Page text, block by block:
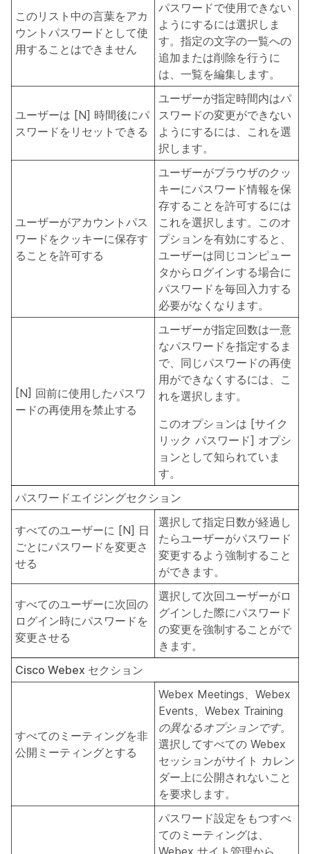
このリスト中の言葉をアカ
ウントパスワードとして使
用することはできません
パスワードで使用できない
ようにするには選択しま
す。指定の文字の一覧への
追加または削除を行うに
は、一覧を編集します。
ユーザーは [N] 時間後にパ
スワードをリセットできる
ユーザーが指定時間内はパ
スワードの変更ができない
ようにするには、これを選
択します。
ユーザーがアカウントパス
ワードをクッキーに保存す
ることを許可する
ユーザーがブラウザのクッ
キーにパスワード情報を保
存することを許可するには
これを選択します。このオ
プションを有効にすると、
ユーザーは同じコンピュー
タからログインする場合に
パスワードを毎回入力する
必要がなくなります。
[N] 回前に使用したパスワ
ードの再使用を禁止する
ユーザーが指定回数は一意
なパスワードを指定するま
で、同じパスワードの再使
用ができなくするには、こ
れを選択します。
このオプションは [サイク
リック パスワード] オプシ
ョンとして知られていま
す。
パスワードエイジングセクション
すべてのユーザーに [N] 日
ごとにパスワードを変更さ
せる
選択して指定日数が経過し
たらユーザーがパスワード
変更するよう強制すること
ができます。
すべてのユーザーに次回の
ログイン時にパスワードを
変更させる
選択して次回ユーザーがロ
グインした際にパスワード
の変更を強制することがで
きます。
Cisco Webex セクション
すべてのミーティングを非
公開ミーティングとする
Webex Meetings、Webex
Events、Webex Training
の異なるオプションです。
選択してすべての Webex
セッションがサイト カレン
ダー上に公開されないこと
を要求します。
パスワード設定をもつすべ
てのミーティングは、
Webex サイト管理から